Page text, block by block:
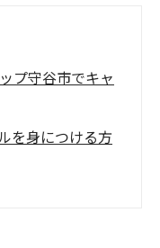
プ守谷市でキャ
を身につける方